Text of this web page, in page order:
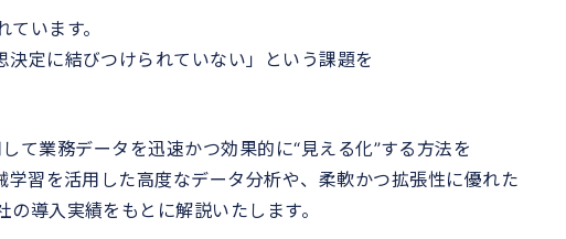
います。
定に結びつけられていない」という課題を
業務データを迅速かつ効果的に“見える化”する方法を
習を活用した高度なデータ分析や、柔軟かつ拡張性に優れた
導入実績をもとに解説いたします。